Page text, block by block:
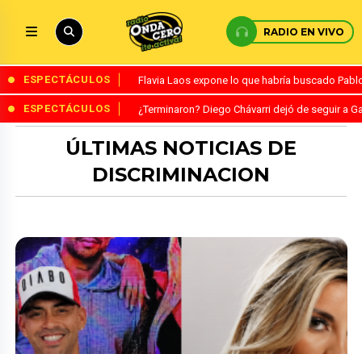
RADIO EN VIVO
ESPECTÁCULOS Flavia Laos expone lo que habría buscado
ESPECTÁCULOS ¿Terminaron? Diego Chávarri dejó de seguir a
ÚLTIMAS NOTICIAS DE
DISCRIMINACION